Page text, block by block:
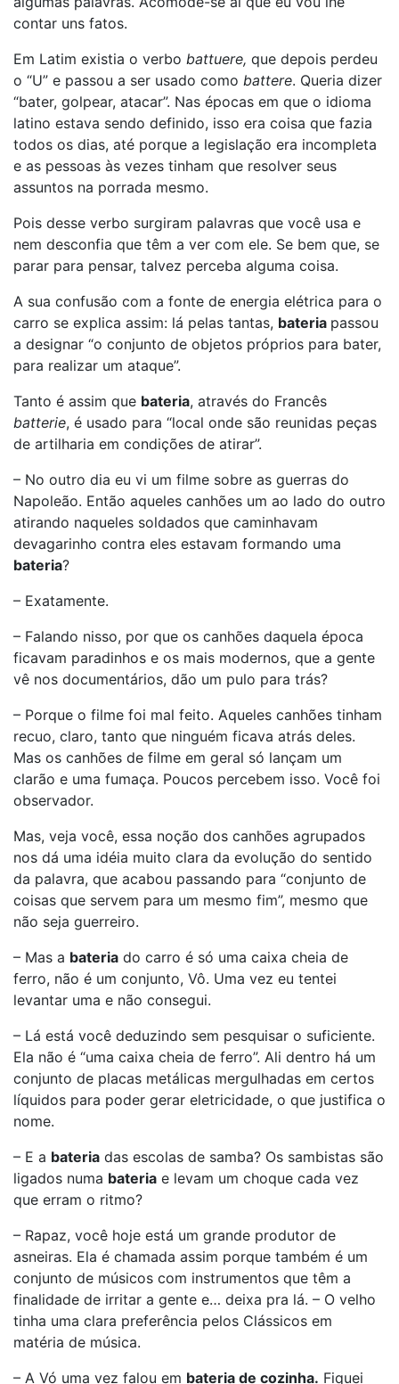
contar uns fatos.
Em Latim existia o verbo battuere, que depois perdeu
o “U” e passou a ser usado como battere. Queria dizer
“bater, golpear, atacar”. Nas épocas em que o idioma
latino estava sendo definido, isso era coisa que fazia
todos os dias, até porque a legislação era incompleta
e as pessoas às vezes tinham que resolver seus
assuntos na porrada mesmo.
Pois desse verbo surgiram palavras que você usa e
nem desconfia que têm a ver com ele. Se bem que, se
parar para pensar, talvez perceba alguma coisa.
A sua confusão com a fonte de energia elétrica para o
carro se explica assim: lá pelas tantas, bateria passou
a designar “o conjunto de objetos próprios para bater,
para realizar um ataque”.
Tanto é assim que bateria, através do Francês
batterie, é usado para “local onde são reunidas peças
de artilharia em condições de atirar”.
– No outro dia eu vi um filme sobre as guerras do
Napoleão. Então aqueles canhões um ao lado do outro
atirando naqueles soldados que caminhavam
devagarinho contra eles estavam formando uma
bateria?
– Exatamente.
– Falando nisso, por que os canhões daquela época
ficavam paradinhos e os mais modernos, que a gente
vê nos documentários, dão um pulo para trás?
– Porque o filme foi mal feito. Aqueles canhões tinham
recuo, claro, tanto que ninguém ficava atrás deles.
Mas os canhões de filme em geral só lançam um
clarão e uma fumaça. Poucos percebem isso. Você foi
observador.
Mas, veja você, essa noção dos canhões agrupados
nos dá uma idéia muito clara da evolução do sentido
da palavra, que acabou passando para “conjunto de
coisas que servem para um mesmo fim”, mesmo que
não seja guerreiro.
– Mas a bateria do carro é só uma caixa cheia de
ferro, não é um conjunto, Vô. Uma vez eu tentei
levantar uma e não consegui.
– Lá está você deduzindo sem pesquisar o suficiente.
Ela não é “uma caixa cheia de ferro”. Ali dentro há um
conjunto de placas metálicas mergulhadas em certos
líquidos para poder gerar eletricidade, o que justifica o
nome.
– E a bateria das escolas de samba? Os sambistas são
ligados numa bateria e levam um choque cada vez
que erram o ritmo?
– Rapaz, você hoje está um grande produtor de
asneiras. Ela é chamada assim porque também é um
conjunto de músicos com instrumentos que têm a
finalidade de irritar a gente e… deixa pra lá. – O velho
tinha uma clara preferência pelos Clássicos em
matéria de música.
– A Vó uma vez falou em bateria de cozinha. Fiquei